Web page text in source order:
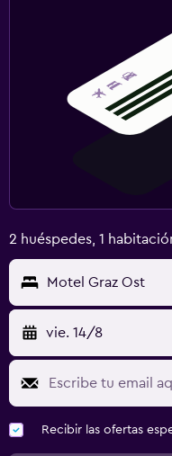
2 huéspedes, 1
Motel Graz Ost
vie. 14/8
Recibir las ofertas